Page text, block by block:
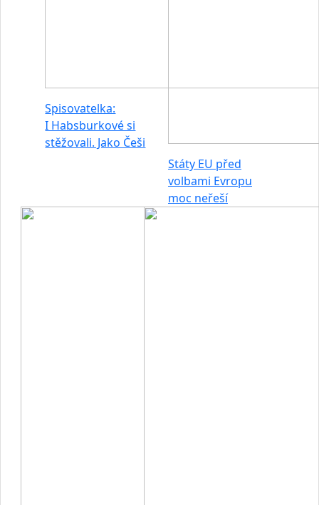
Spisovatelka:
I Habsburkové si
stěžovali. Jako Češi
Státy EU před
volbami Evropu
moc neřeší